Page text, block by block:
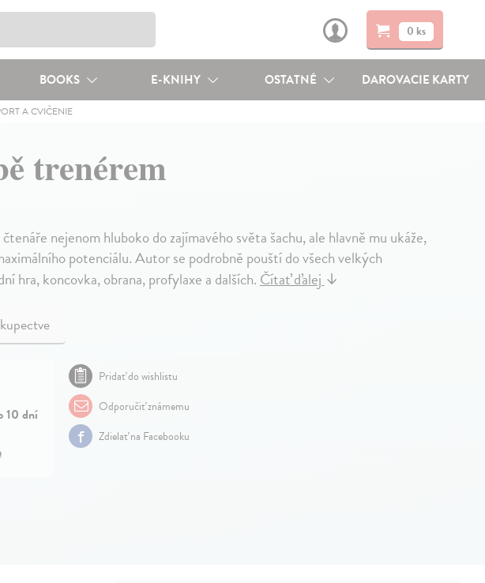
0 ks
BOOKS E-KNIHY OSTATNÉ DAROVACIE KARTY
A CVIČENIE
trenérem
nejenom hluboko do zajímavého světa šachu, ale hlavně mu ukáže,
potenciálu. Autor se podrobně pouští do všech velkých
hra, koncovka, obrana, profylaxe a dalších.Čítať ďalej↓
10 dní
Pridať do wishlistu
Odporučiť známemu
Zdielať na Facebooku